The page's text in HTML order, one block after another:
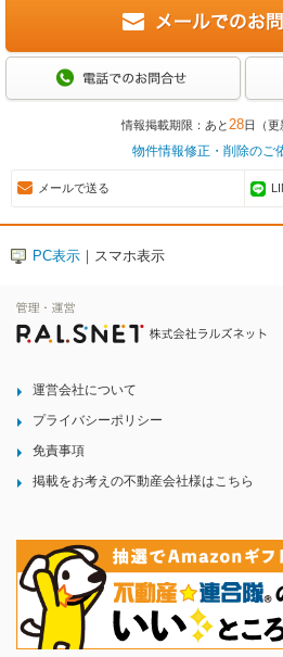
情報掲載期限：あと 28日（更
物件情報修正・削除のご
メールで送る
PC表示 ｜スマホ表示
運営会社について
プライバシーポリシー
免責事項
掲載をお考えの不動産会社様はこちら